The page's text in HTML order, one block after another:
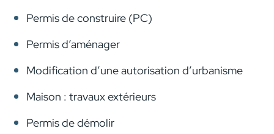
Permis de construire (PC)
Permis d’aménager
Modification d’une autorisation d’urbanisme
Maison : travaux extérieurs
Permis de démolir